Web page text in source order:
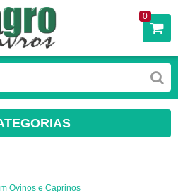
0
Ovinos e Caprinos